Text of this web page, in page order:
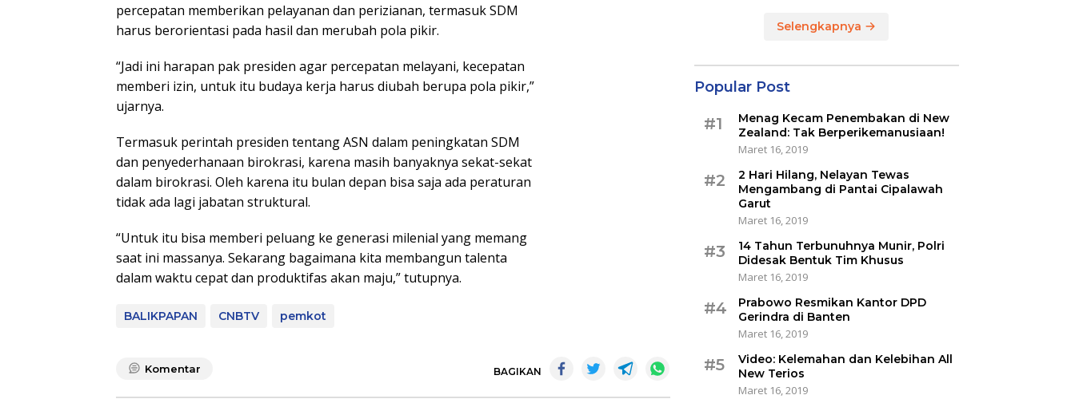
percepatan memberikan pelayanan dan perizianan, termasuk SDM
harus berorientasi pada hasil dan merubah pola pikir.
“Jadi ini harapan pak presiden agar percepatan melayani, kecepatan
memberi izin, untuk itu budaya kerja harus diubah berupa pola pikir,”
ujarnya.
Termasuk perintah presiden tentang ASN dalam peningkatan SDM
dan penyederhanaan birokrasi, karena masih banyaknya sekat-sekat
dalam birokrasi. Oleh karena itu bulan depan bisa saja ada peraturan
tidak ada lagi jabatan struktural.
“Untuk itu bisa memberi peluang ke generasi milenial yang memang
saat ini massanya. Sekarang bagaimana kita membangun talenta
dalam waktu cepat dan produktifas akan maju,” tutupnya.
BALIKPAPAN CNBTV pemkot
Komentar BAGIKAN
Selengkapnya
Popular Post
#1
Menag Kecam Penembakan di New
Zealand: Tak Berperikemanusiaan!
Maret 16, 2019
#2
2 Hari Hilang, Nelayan Tewas
Mengambang di Pantai Cipalawah
Garut
Maret 16, 2019
#3
14 Tahun Terbunuhnya Munir, Polri
Didesak Bentuk Tim Khusus
Maret 16, 2019
#4
Prabowo Resmikan Kantor DPD
Gerindra di Banten
Maret 16, 2019
#5
Video: Kelemahan dan Kelebihan All
New Terios
Maret 16, 2019